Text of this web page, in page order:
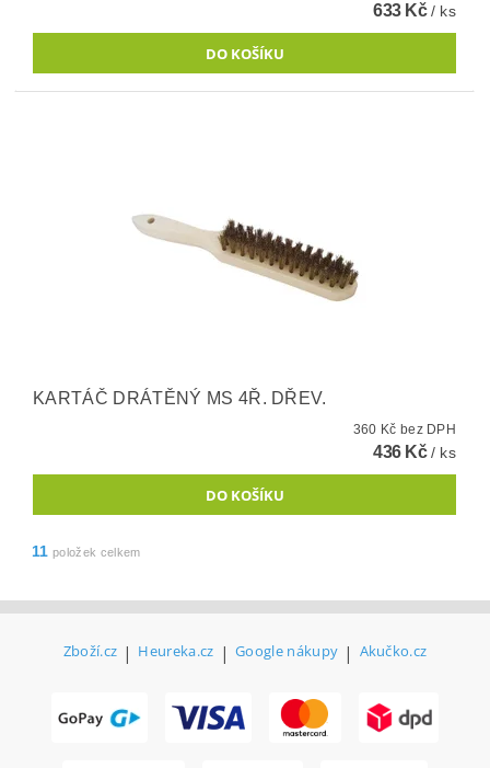
633 Kč/ ks
KARTÁČ DRÁTĚNÝ MS 4Ř. DŘEV.
360 Kč bez DPH
436 Kč/ ks
11 položek celkem
Zboží.cz | Heureka.cz | Google nákupy | Akučko.cz